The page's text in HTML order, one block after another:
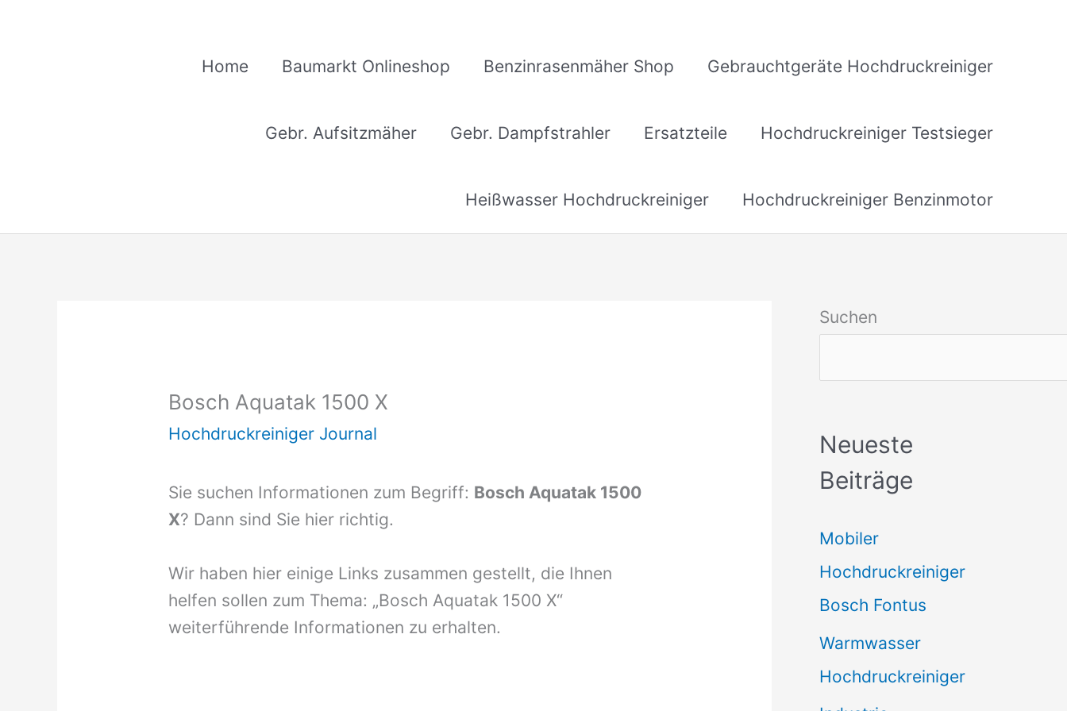
Home Baumarkt Onlineshop Benzinrasenmäher Shop Gebrauchtgeräte Hochdruckreiniger
Gebr. Aufsitzmäher Gebr. Dampfstrahler Ersatzteile Hochdruckreiniger Testsieger
Heißwasser Hochdruckreiniger Hochdruckreiniger Benzinmotor
Bosch Aquatak 1500 X
Hochdruckreiniger Journal
Sie suchen Informationen zum Begriff: Bosch Aquatak 1500
X? Dann sind Sie hier richtig.
Wir haben hier einige Links zusammen gestellt, die Ihnen
helfen sollen zum Thema: „Bosch Aquatak 1500 X“
weiterführende Informationen zu erhalten.
Suchen
Neueste
Beiträge
Mobiler
Hochdruckreiniger
Bosch Fontus
Warmwasser
Hochdruckreiniger